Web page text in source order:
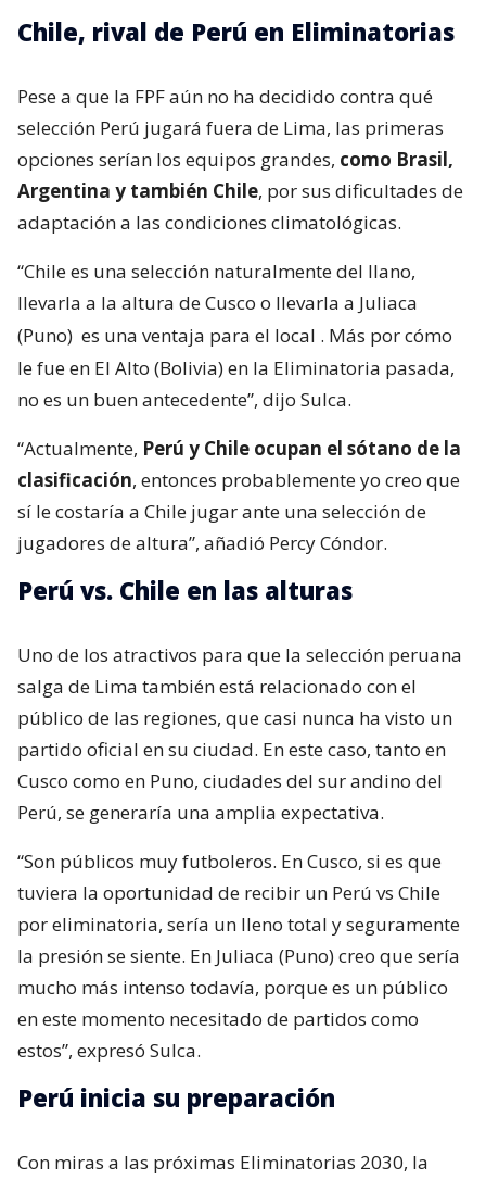
Chile, rival de Perú en Eliminatorias
Pese a que la FPF aún no ha decidido contra qué
selección Perú jugará fuera de Lima, las primeras
opciones serían los equipos grandes, como Brasil,
Argentina y también Chile, por sus dificultades de
adaptación a las condiciones climatológicas.
“Chile es una selección naturalmente del llano,
llevarla a la altura de Cusco o llevarla a Juliaca
(Puno) es una ventaja para el local . Más por cómo
le fue en El Alto (Bolivia) en la Eliminatoria pasada,
no es un buen antecedente”, dijo Sulca.
“Actualmente, Perú y Chile ocupan el sótano de la
clasificación, entonces probablemente yo creo que
sí le costaría a Chile jugar ante una selección de
jugadores de altura”, añadió Percy Cóndor.
Perú vs. Chile en las alturas
Uno de los atractivos para que la selección peruana
salga de Lima también está relacionado con el
público de las regiones, que casi nunca ha visto un
partido oficial en su ciudad. En este caso, tanto en
Cusco como en Puno, ciudades del sur andino del
Perú, se generaría una amplia expectativa.
“Son públicos muy futboleros. En Cusco, si es que
tuviera la oportunidad de recibir un Perú vs Chile
por eliminatoria, sería un lleno total y seguramente
la presión se siente. En Juliaca (Puno) creo que sería
mucho más intenso todavía, porque es un público
en este momento necesitado de partidos como
estos”, expresó Sulca.
Perú inicia su preparación
Con miras a las próximas Eliminatorias 2030, la